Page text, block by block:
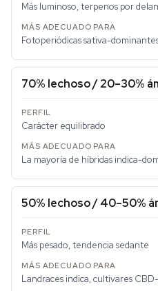
Más luminoso, terpenos por
Fotoperiódicas sativa-
70% lechoso / 20–30%
Carácter equilibrado
La mayoría de híbridas indica-
50% lechoso / 40–50%
Más pesado, tendencia sedante
Landraces indica, cultivares